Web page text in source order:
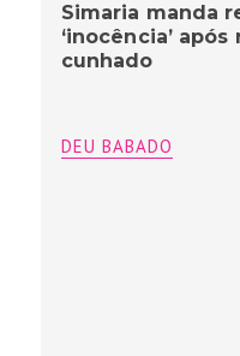
Simaria manda
‘inocência’
cunhado
DEU BABADO